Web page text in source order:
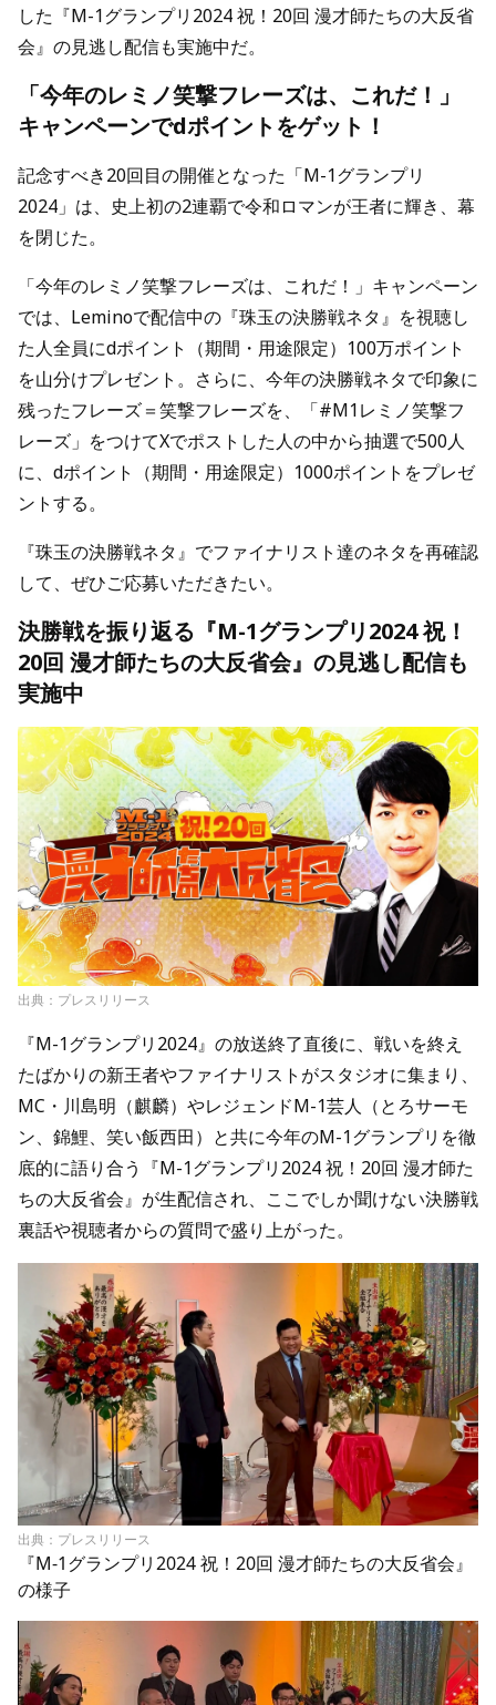
した『M-1グランプリ2024 祝！20回 漫才師たちの大反省
会』の見逃し配信も実施中だ。
「今年のレミノ笑撃フレーズは、これだ！」
キャンペーンでdポイントをゲット！
記念すべき20回目の開催となった「M-1グランプリ
2024」は、史上初の2連覇で令和ロマンが王者に輝き、幕
を閉じた。
「今年のレミノ笑撃フレーズは、これだ！」キャンペーン
では、Leminoで配信中の『珠玉の決勝戦ネタ』を視聴し
た人全員にdポイント（期間・用途限定）100万ポイント
を山分けプレゼント。さらに、今年の決勝戦ネタで印象に
残ったフレーズ＝笑撃フレーズを、「#M1レミノ笑撃フ
レーズ」をつけてXでポストした人の中から抽選で500人
に、dポイント（期間・用途限定）1000ポイントをプレゼ
ントする。
『珠玉の決勝戦ネタ』でファイナリスト達のネタを再確認
して、ぜひご応募いただきたい。
決勝戦を振り返る『M-1グランプリ2024 祝！
20回 漫才師たちの大反省会』の見逃し配信も
実施中
出典：プレスリリース
『M-1グランプリ2024』の放送終了直後に、戦いを終え
たばかりの新王者やファイナリストがスタジオに集まり、
MC・川島明（麒麟）やレジェンドM-1芸人（とろサーモ
ン、錦鯉、笑い飯西田）と共に今年のM-1グランプリを徹
底的に語り合う『M-1グランプリ2024 祝！20回 漫才師た
ちの大反省会』が生配信され、ここでしか聞けない決勝戦
裏話や視聴者からの質問で盛り上がった。
出典：プレスリリース
『M-1グランプリ2024 祝！20回 漫才師たちの大反省会』
の様子